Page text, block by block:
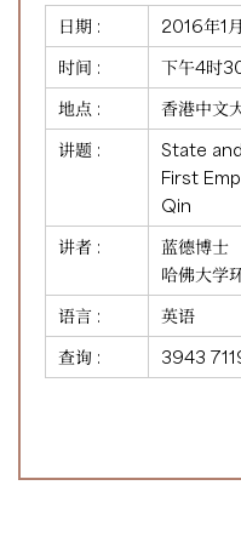
日期 :
2016年1
时间 :
下午4时
地点 :
香港中文
讲题 :
State
First
Qin
讲者 :
蓝德博士
哈佛大学
语言 :
英语
查询 :
3943